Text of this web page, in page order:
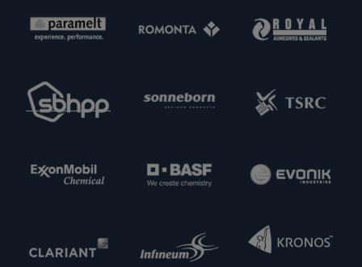
termingerechten Lieferung. Im Sinne einer
Erweiterung unserer Kapazitäten und unseres
interessiert, neue potenzielle Lieferpartner
kennenzulernen. Nehmen Sie gern Kontakt zu uns